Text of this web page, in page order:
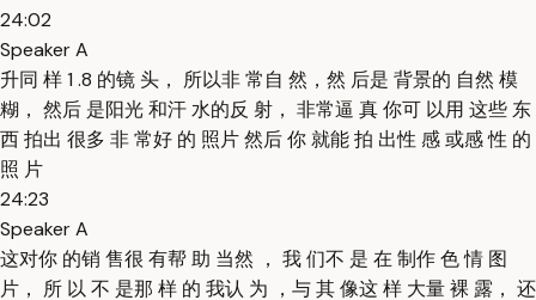
24:02
Speaker A
升同 样 1 .8 的镜 头， 所以非 常自 然，然 后是 背景的 自然 模
糊， 然后 是阳光 和汗 水的反 射， 非常逼 真 你可 以用 这些 东
西 拍出 很多 非 常好 的 照片 然后 你 就能 拍 出性 感 或感 性 的
照 片
24:23
Speaker A
这对你 的销 售很 有帮 助 当然 ， 我 们不 是 在 制作 色 情 图
片， 所 以 不 是那 样 的 我认 为 ，与 其 像这 样 大量 裸 露， 还